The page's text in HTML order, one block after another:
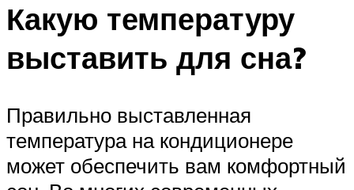
Какую температуру
выставить для сна?
Правильно выставленная
температура на кондиционере
может обеспечить вам комфортный